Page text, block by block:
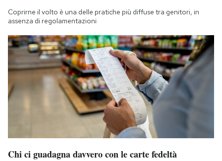
Coprirne il volto è una delle pratiche più diffuse tra genitori, in
assenza di regolamentazioni
Chi ci guadagna davvero con le carte fedeltà